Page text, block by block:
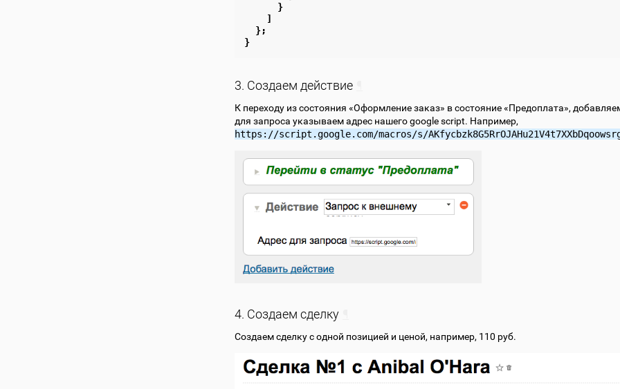
}
]
};
}
3. Создаем действие
К переходу из состояния «Оформление заказ» в состояние «Предоплата»,
для запроса указываем адрес нашего google script. Например,
https://script.google.com/macros/s/
4. Создаем сделку
Создаем сделку с одной позицией и ценой, например, 110 руб.